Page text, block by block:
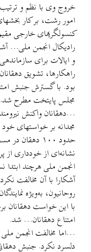
خروج وی با نظم و
امور رشت، بر کار
کنسولگریهای خارجی
رادیکال انجمن ملی…
و ایالات برای
راهکارها، تشویق
بود. با گسترش جنبش
مجلس پایتخت مطرح شد.
…دهقانان واکنش
مجدانه بر خواستهای
حدود ۱۰۰
نشانه‌ای از خودداری از
انجمن ملی هرچند ابتدا
آشکارا با آن مخالفت
روحانیون، به‌ویژه
با این خواست دهقانان
امتناع دهقانان… شد.
…اما مخالفت انجمن ملی
دلسرد نکرد. جنبش